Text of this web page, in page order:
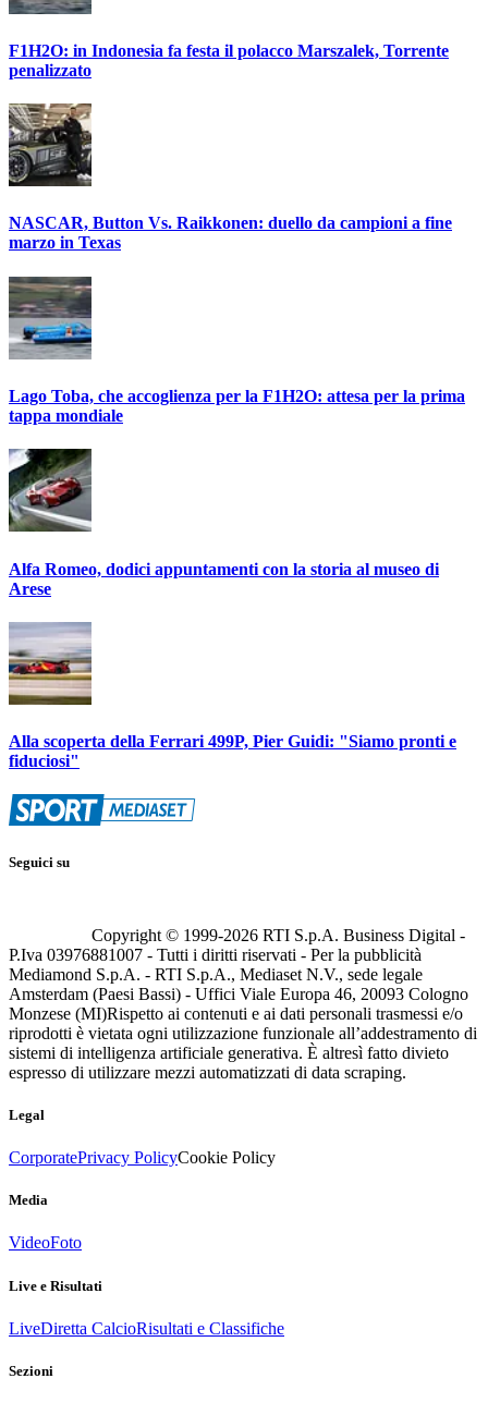
F1H2O: in Indonesia fa festa il polacco Marszalek, Torrente
penalizzato
NASCAR, Button Vs. Raikkonen: duello da campioni a fine
marzo in Texas
Lago Toba, che accoglienza per la F1H2O: attesa per la prima
tappa mondiale
Alfa Romeo, dodici appuntamenti con la storia al museo di
Arese
Alla scoperta della Ferrari 499P, Pier Guidi: "Siamo pronti e
fiduciosi"
Seguici su
Copyright © 1999-2026 RTI S.p.A. Business Digital -
P.Iva 03976881007 - Tutti i diritti riservati - Per la pubblicità
Mediamond S.p.A. - RTI S.p.A., Mediaset N.V., sede legale
Amsterdam (Paesi Bassi) - Uffici Viale Europa 46, 20093 Cologno
Monzese (MI)Rispetto ai contenuti e ai dati personali trasmessi e/o
riprodotti è vietata ogni utilizzazione funzionale all’addestramento di
sistemi di intelligenza artificiale generativa. È altresì fatto divieto
espresso di utilizzare mezzi automatizzati di data scraping.
Legal
CorporatePrivacy PolicyCookie Policy
Media
VideoFoto
Live e Risultati
LiveDiretta CalcioRisultati e Classifiche
Sezioni